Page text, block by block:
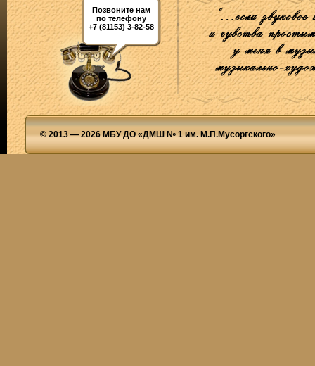
Позвоните нам
по телефону
+7 (81153) 3-82-58
© 2013 — 2026 МБУ ДО «ДМШ № 1 им. М.П.Мусоргского»